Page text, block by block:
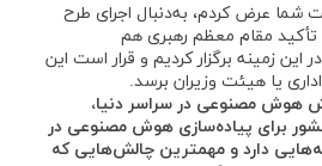
شما عرض کردم، به‌دنبال اجرای طرح
تأکید مقام معظم رهبری هم
زمینه برگزار کردیم و قرار است این
یا هیئت وزیران برسد.
هوش مصنوعی در سراسر دنیا،
برای پیاده‌سازی هوش مصنوعی در
دارد و مهمترین چالش‌هایی که